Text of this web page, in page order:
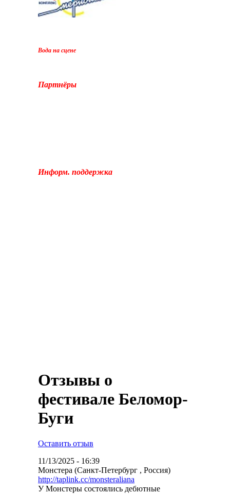
Вода на сцене
Партнёры
Информ. поддержка
Отзывы о
фестивале Беломор-
Буги
Оставить отзыв
11/13/2025 - 16:39
Монстера (Санкт-Петербург , Россия)
http://taplink.cc/monsteraliana
У Монстеры состоялись дебютные